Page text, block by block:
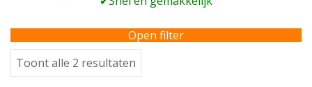
Open filter
Toont alle 2 resultaten
op